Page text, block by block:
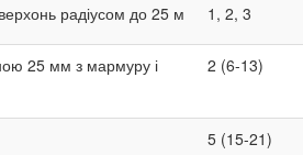
радіусом до 25 м 1, 2, 3
25 мм з мармуру і
2 (6-13)
5 (15-21)